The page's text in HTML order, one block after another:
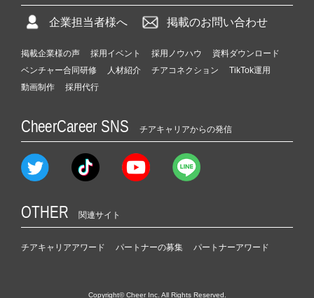
企業担当者様へ 掲載のお問い合わせ
掲載企業様の声 採用イベント 採用ノウハウ
資料ダウンロード
ベンチャー合同研修
人材紹介 チアコネクション
TikTok運用
動画制作
採用代行
CheerCareer SNS チアキャリアからの発信
OTHER 関連サイト
チアキャリアアワード パートナーの募集 パートナーアワード
Copyright© Cheer Inc. All Rights Reserved.